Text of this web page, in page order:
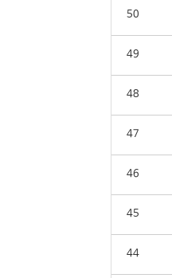
50
49
48
47
46
45
44